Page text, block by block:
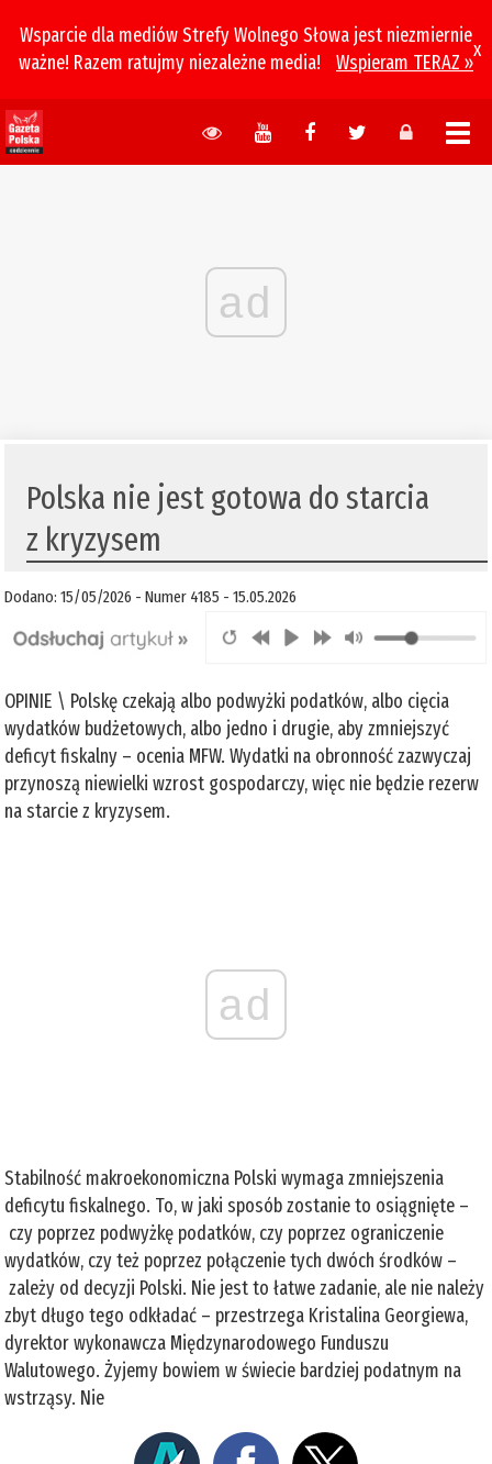
Wsparcie dla mediów Strefy Wolnego Słowa jest niezmiernie
ważne! Razem ratujmy niezależne media!
Wspieram TERAZ »
x
ad
Polska nie jest gotowa do starcia
z kryzysem
Dodano: 15/05/2026 - Numer 4185 - 15.05.2026
OPINIE \ Polskę czekają albo podwyżki podatków, albo cięcia
wydatków budżetowych, albo jedno i drugie, aby zmniejszyć
deficyt fiskalny – ocenia MFW. Wydatki na obronność zazwyczaj
przynoszą niewielki wzrost gospodarczy, więc nie będzie rezerw
na starcie z kryzysem.
ad
Stabilność makroekonomiczna Polski wymaga zmniejszenia
deficytu fiskalnego. To, w jaki sposób zostanie to osiągnięte –
czy poprzez podwyżkę podatków, czy poprzez ograniczenie
wydatków, czy też poprzez połączenie tych dwóch środków –
zależy od decyzji Polski. Nie jest to łatwe zadanie, ale nie należy
zbyt długo tego odkładać – przestrzega Kristalina Georgiewa,
dyrektor wykonawcza Międzynarodowego Funduszu
Walutowego. Żyjemy bowiem w świecie bardziej podatnym na
wstrząsy. Nie